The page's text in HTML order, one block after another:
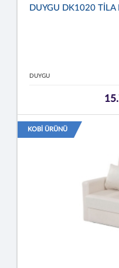
DUYGU DK1020
DUYGU
KOBİ ÜRÜNÜ